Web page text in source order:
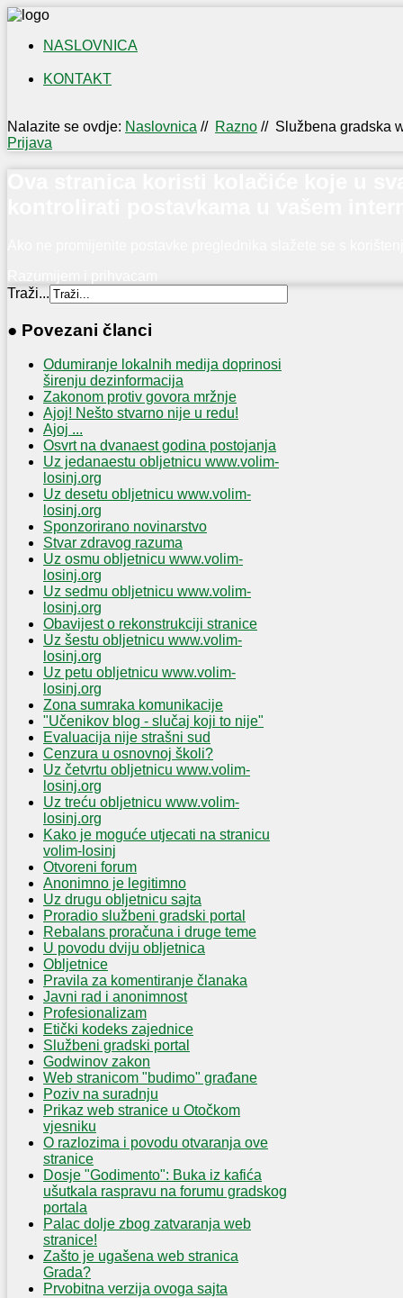
NASLOVNICA
KONTAKT
Nalazite se ovdje: Naslovnica // Razno // Službena gradska
Prijava
Traži...
● Povezani članci
Odumiranje lokalnih medija doprinosi
širenju dezinformacija
Zakonom protiv govora mržnje
Ajoj! Nešto stvarno nije u redu!
Ajoj ...
Osvrt na dvanaest godina postojanja
Uz jedanaestu obljetnicu www.volim-
losinj.org
Uz desetu obljetnicu www.volim-
losinj.org
Sponzorirano novinarstvo
Stvar zdravog razuma
Uz osmu obljetnicu www.volim-
losinj.org
Uz sedmu obljetnicu www.volim-
losinj.org
Obavijest o rekonstrukciji stranice
Uz šestu obljetnicu www.volim-
losinj.org
Uz petu obljetnicu www.volim-
losinj.org
Zona sumraka komunikacije
"Učenikov blog - slučaj koji to nije"
Evaluacija nije strašni sud
Cenzura u osnovnoj školi?
Uz četvrtu obljetnicu www.volim-
losinj.org
Uz treću obljetnicu www.volim-
losinj.org
Kako je moguće utjecati na stranicu
volim-losinj
Otvoreni forum
Anonimno je legitimno
Uz drugu obljetnicu sajta
Proradio službeni gradski portal
Rebalans proračuna i druge teme
U povodu dviju obljetnica
Obljetnice
Pravila za komentiranje članaka
Javni rad i anonimnost
Profesionalizam
Etički kodeks zajednice
Službeni gradski portal
Godwinov zakon
Web stranicom "budimo" građane
Poziv na suradnju
Prikaz web stranice u Otočkom
vjesniku
O razlozima i povodu otvaranja ove
stranice
Dosje "Godimento": Buka iz kafića
ušutkala raspravu na forumu gradskog
portala
Palac dolje zbog zatvaranja web
stranice!
Zašto je ugašena web stranica
Grada?
Prvobitna verzija ovoga sajta
NAŠI
OTOČANI
U